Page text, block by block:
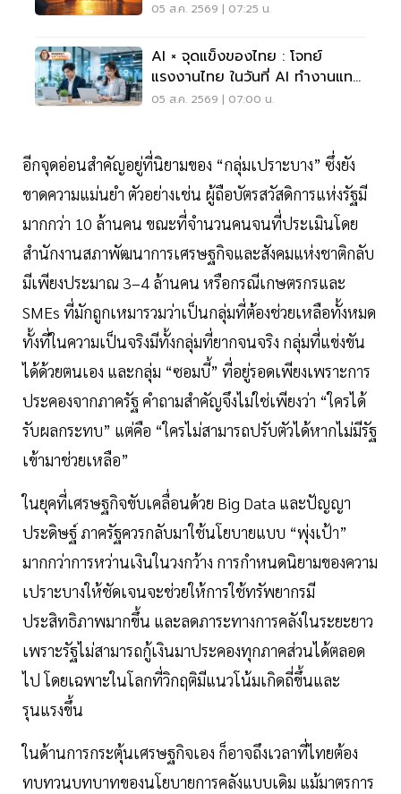
05 ส.ค. 2569 | 07:25 น.
AI × จุดแข็งของไทย : โจทย์
แรงงานไทย ในวันที่ AI ทำงานแทน
เราได้มากขึ้น
05 ส.ค. 2569 | 07:00 น.
อีกจุดอ่อนสำคัญอยู่ที่นิยามของ “กลุ่มเปราะบาง” ซึ่งยัง
ขาดความแม่นยำ ตัวอย่างเช่น ผู้ถือบัตรสวัสดิการแห่งรัฐมี
มากกว่า 10 ล้านคน ขณะที่จำนวนคนจนที่ประเมินโดย
สำนักงานสภาพัฒนาการเศรษฐกิจและสังคมแห่งชาติกลับ
มีเพียงประมาณ 3–4 ล้านคน หรือกรณีเกษตรกรและ
SMEs ที่มักถูกเหมารวมว่าเป็นกลุ่มที่ต้องช่วยเหลือทั้งหมด
ทั้งที่ในความเป็นจริงมีทั้งกลุ่มที่ยากจนจริง กลุ่มที่แข่งขัน
ได้ด้วยตนเอง และกลุ่ม “ซอมบี้” ที่อยู่รอดเพียงเพราะการ
ประคองจากภาครัฐ คำถามสำคัญจึงไม่ใช่เพียงว่า “ใครได้
รับผลกระทบ” แต่คือ “ใครไม่สามารถปรับตัวได้หากไม่มีรัฐ
เข้ามาช่วยเหลือ”
ในยุคที่เศรษฐกิจขับเคลื่อนด้วย Big Data และปัญญา
ประดิษฐ์ ภาครัฐควรกลับมาใช้นโยบายแบบ “พุ่งเป้า”
มากกว่าการหว่านเงินในวงกว้าง การกำหนดนิยามของความ
เปราะบางให้ชัดเจนจะช่วยให้การใช้ทรัพยากรมี
ประสิทธิภาพมากขึ้น และลดภาระทางการคลังในระยะยาว
เพราะรัฐไม่สามารถกู้เงินมาประคองทุกภาคส่วนได้ตลอด
ไป โดยเฉพาะในโลกที่วิกฤติมีแนวโน้มเกิดถี่ขึ้นและ
รุนแรงขึ้น
ในด้านการกระตุ้นเศรษฐกิจเอง ก็อาจถึงเวลาที่ไทยต้อง
ทบทวนบทบาทของนโยบายการคลังแบบเดิม แม้มาตรการ